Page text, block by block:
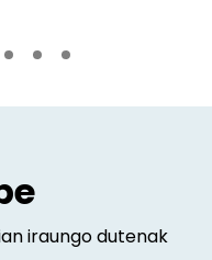
iraungo dutenak